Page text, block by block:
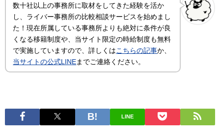
数十社以上の事務所に取材をしてきた経験を活か
し、ライバー事務所の比較相談サービスを始めまし
た！現在所属している事務所よりも絶対に条件が良
くなる移籍制度や、当サイト限定の時給制度も無料
で実施していますので、詳しくは こちらの記事か、
当サイトの公式LINE までご連絡ください。
LINE